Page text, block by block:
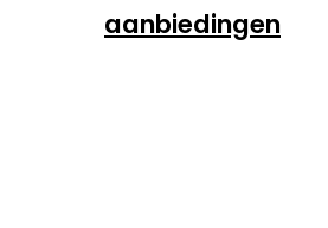
aanbiedingen